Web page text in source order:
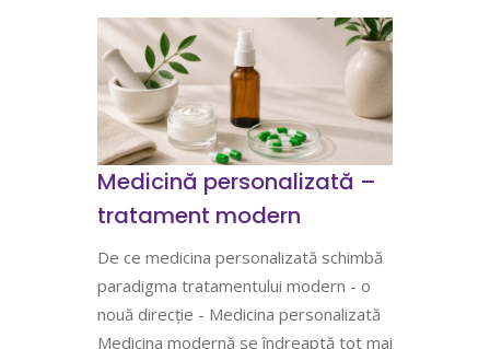
Medicină personalizată –
tratament modern
De ce medicina personalizată schimbă
paradigma tratamentului modern - o
nouă direcție - Medicina personalizată
Medicina modernă se îndreaptă tot mai